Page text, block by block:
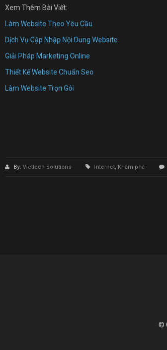
Xem Thêm Bài Viết:
Làm Website Theo Yêu Cầu
Dịch Vụ Cập Nhập Nội Dung Website
Giải Pháp Marketing Online
Thiết Kế Website Chuẩn Seo
Làm Website Trọn Gói
By: Viettech Solutions Internet, Khám phá
©